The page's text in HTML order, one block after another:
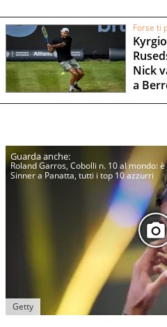
Forse ti
Nick
a
Roland Garros, Cobolli n. 10 al mondo:
Sinner a Panatta, tutti i top 10 azzurri
Getty